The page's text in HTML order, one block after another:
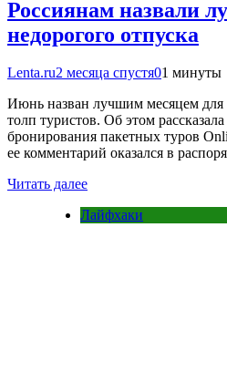
Россиянам назвали
недорогого отпуска
Lenta.ru2 месяца спустя01 минуты
Июнь назван лучшим месяцем для
толп туристов. Об этом
бронирования пакетных туров
ее комментарий оказался в
Читать далее
Лайфхаки